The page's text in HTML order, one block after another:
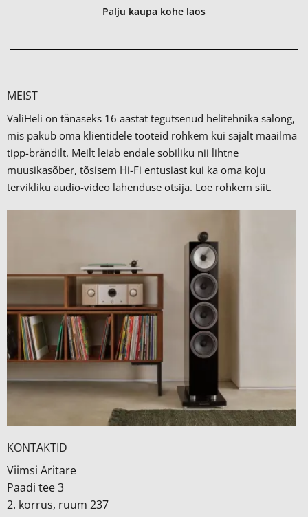
Palju kaupa kohe laos
MEIST
ValiHeli on tänaseks 16 aastat tegutsenud helitehnika salong,
mis pakub oma klientidele tooteid rohkem kui sajalt maailma
tipp-brändilt. Meilt leiab endale sobiliku nii lihtne
muusikasõber, tõsisem Hi-Fi entusiast kui ka oma koju
tervikliku audio-video lahenduse otsija. Loe rohkem siit.
KONTAKTID
Viimsi Äritare
Paadi tee 3
2. korrus, ruum 237